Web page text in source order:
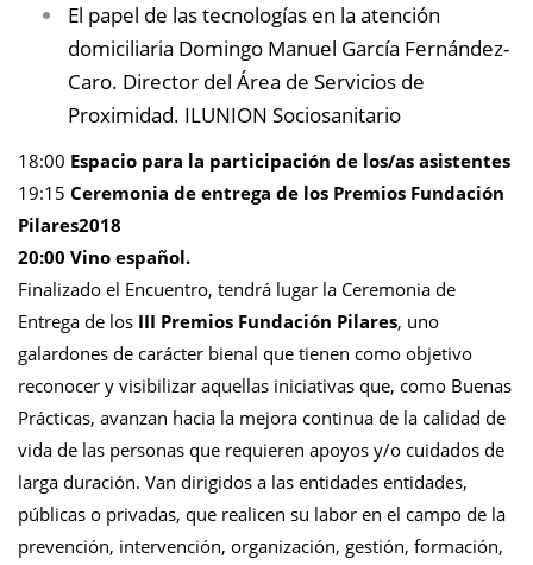
El papel de las tecnologías en la atención
domiciliaria Domingo Manuel García Fernández-
Caro. Director del Área de Servicios de
Proximidad. ILUNION Sociosanitario
18:00 Espacio para la participación de los/as asistentes
19:15 Ceremonia de entrega de los Premios Fundación
Pilares2018
20:00 Vino español.
Finalizado el Encuentro, tendrá lugar la Ceremonia de
Entrega de los III Premios Fundación Pilares, uno
galardones de carácter bienal que tienen como objetivo
reconocer y visibilizar aquellas iniciativas que, como Buenas
Prácticas, avanzan hacia la mejora continua de la calidad de
vida de las personas que requieren apoyos y/o cuidados de
larga duración. Van dirigidos a las entidades entidades,
públicas o privadas, que realicen su labor en el campo de la
prevención, intervención, organización, gestión, formación,